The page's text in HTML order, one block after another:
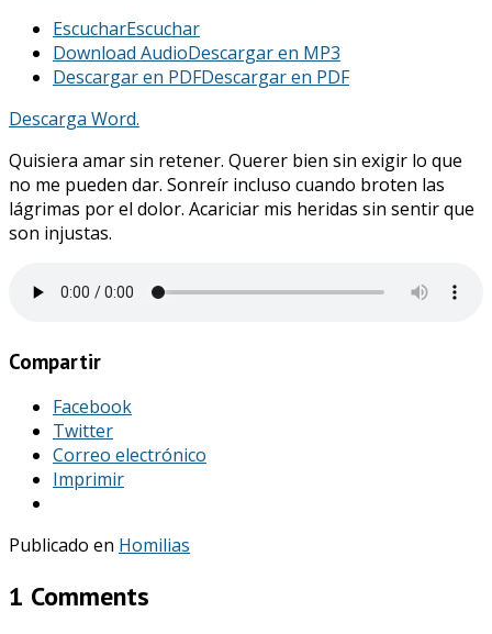
EscucharEscuchar
Download AudioDescargar en MP3
Descargar en PDFDescargar en PDF
Descarga Word.
Quisiera amar sin retener. Querer bien sin exigir lo que
no me pueden dar. Sonreír incluso cuando broten las
lágrimas por el dolor. Acariciar mis heridas sin sentir que
son injustas.
Compartir
Facebook
Twitter
Correo electrónico
Imprimir
Publicado en Homilias
1 Comments